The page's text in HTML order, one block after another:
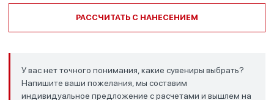
РАССЧИТАТЬ С НАНЕСЕНИЕМ
У вас нет точного понимания, какие сувениры выбрать?
Напишите ваши пожелания, мы составим
индивидуальное предложение с расчетами и вышлем на